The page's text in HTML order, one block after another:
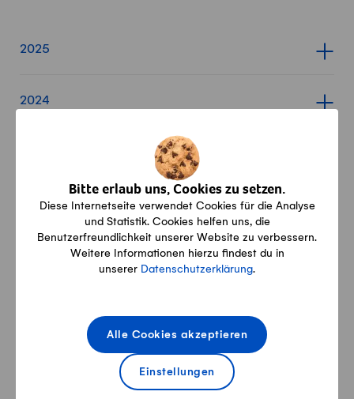
Bitte erlaub uns, Cookies zu setzen.
Diese Internetseite verwendet Cookies für die Analyse
und Statistik. Cookies helfen uns, die
Benutzerfreundlichkeit unserer Website zu verbessern.
Weitere Informationen hierzu findest du in
unserer Datenschutzerklärung.
Einstellungen
Alle Cookies akzeptieren
2025
2024
Inhalt für 2024 anzeigen
Inhalt für 2023 anzeigen
Behandlungsempfehlung Mortellaro
(Merkblatt und Videos) von Vetsuisse
Inhalt für
Rindergesundheitsdienst
Kälbergesundheitsdienst